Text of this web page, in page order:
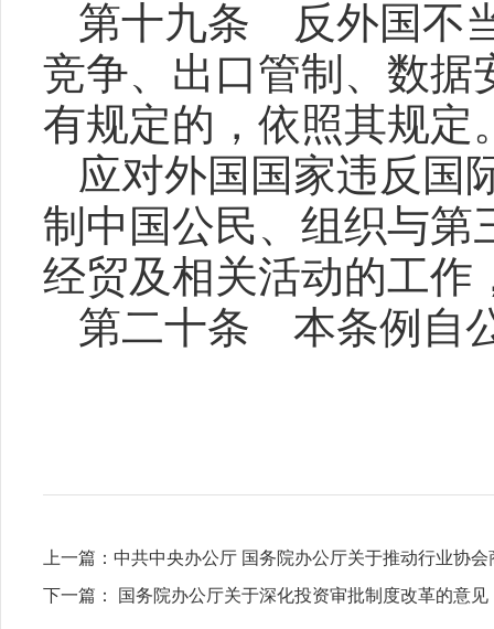
第十九条 反外国不
竞争、出口管制、数据
有规定的，依照其规定
应对外国国家违反国
制中国公民、组织与第
经贸及相关活动的工作
第二十条 本条例自
上一篇： 中共中央办公厅 国务院办公厅关于推动行业协
下一篇：
国务院办公厅关于深化投资审批制度改革的意见